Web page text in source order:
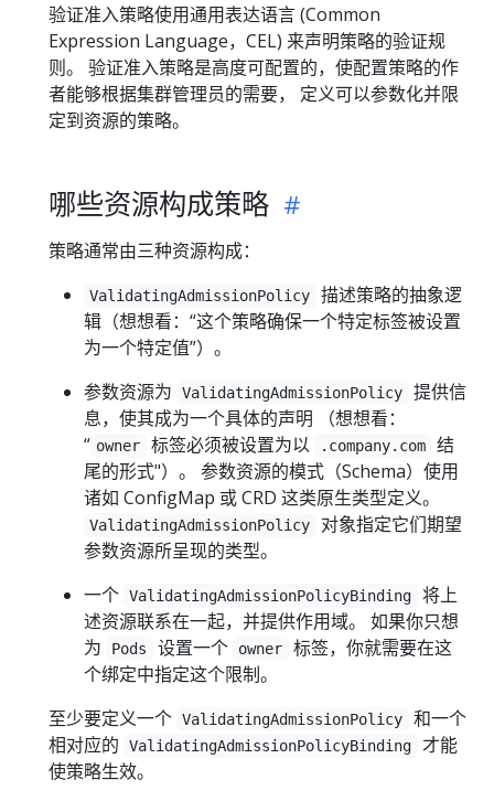
验证准入策略使用通用表达语言 (Common
Expression Language，CEL) 来声明策略的验证规
则。 验证准入策略是高度可配置的，使配置策略的作
者能够根据集群管理员的需要， 定义可以参数化并限
定到资源的策略。
哪些资源构成策略
策略通常由三种资源构成：
ValidatingAdmissionPolicy
描述策略的抽象逻
辑（想想看：“这个策略确保一个特定标签被设置
为一个特定值”）。
参数资源为
ValidatingAdmissionPolicy
提供信
息，使其成为一个具体的声明 （想想看：
“ owner 标签必须被设置为以 .company.com
结
尾的形式"）。 参数资源的模式（Schema）使用
诸如 ConfigMap 或 CRD 这类原生类型定义。
ValidatingAdmissionPolicy
对象指定它们期望
参数资源所呈现的类型。
一个 ValidatingAdmissionPolicyBinding
将上
述资源联系在一起，并提供作用域。 如果你只想
为
Pods 设置一个 owner
标签，你就需要在这
个绑定中指定这个限制。
至少要定义一个 ValidatingAdmissionPolicy
和一个
相对应的
ValidatingAdmissionPolicyBinding
才能
使策略生效。